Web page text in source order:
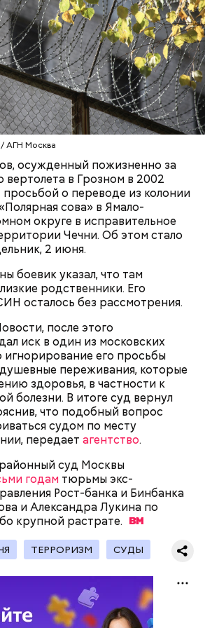
АГН Москва
осужденный пожизненно за
вертолета в Грозном в 2002
просьбой о переводе из колонии
сова» в Ямало-
округе в исправительное
Чечни. Об этом стало
2 июня.
боевик указал, что там
родственники. Его
осталось без рассмотрения.
после этого
иск в один из московских
игнорирование его просьбы
переживания, которые
здоровья, в частности к
болезни. В итоге суд вернул
что подобный вопрос
судом по месту
передает агентство.
суд Москвы
годам тюрьмы экс-
Рост-банка и Бинбанка
и Александра Лукина по
крупной растрате.
ТЕРРОРИЗМ СУДЫ
индивидуальным
деятельность в области
рекламы в социальных
своих доходов часть
от спонсоров розыгрышей,
мотивационных курсов и
спорт Гасанов получал на
счета как физического лица, а
вмосковской прокуратуре
деньги и возвращали
пользоваться деньгами и не
у налоговой, Гасанов либо
еще несколькими счетами,
квартиры.
семи лет лишения свободы.
была его девушка.
человек впервые испытал
в интернет-магазине. 13
стал друг детства
3 февраля того же года,
ехали вместе в машине,
приятеля морсом с
два дня Константин умер в
вернулись обратно,
него ухудшилось самочувствие
в больницу,
он скончался, — рассказывал
СК по Московской области